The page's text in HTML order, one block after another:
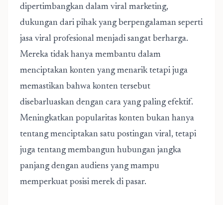
dipertimbangkan dalam viral marketing,
dukungan dari pihak yang berpengalaman seperti
jasa viral profesional menjadi sangat berharga.
Mereka tidak hanya membantu dalam
menciptakan konten yang menarik tetapi juga
memastikan bahwa konten tersebut
disebarluaskan dengan cara yang paling efektif.
Meningkatkan popularitas konten bukan hanya
tentang menciptakan satu postingan viral, tetapi
juga tentang membangun hubungan jangka
panjang dengan audiens yang mampu
memperkuat posisi merek di pasar.